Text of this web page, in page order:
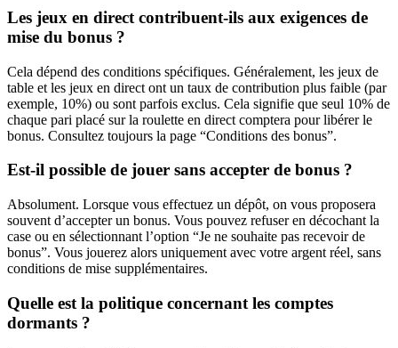
Les jeux en direct contribuent-ils aux exigences de
mise du bonus ?
Cela dépend des conditions spécifiques. Généralement, les jeux de
table et les jeux en direct ont un taux de contribution plus faible (par
exemple, 10%) ou sont parfois exclus. Cela signifie que seul 10% de
chaque pari placé sur la roulette en direct comptera pour libérer le
bonus. Consultez toujours la page “Conditions des bonus”.
Est-il possible de jouer sans accepter de bonus ?
Absolument. Lorsque vous effectuez un dépôt, on vous proposera
souvent d’accepter un bonus. Vous pouvez refuser en décochant la
case ou en sélectionnant l’option “Je ne souhaite pas recevoir de
bonus”. Vous jouerez alors uniquement avec votre argent réel, sans
conditions de mise supplémentaires.
Quelle est la politique concernant les comptes
dormants ?